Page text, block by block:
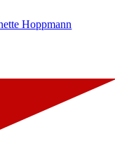
Hoppmann